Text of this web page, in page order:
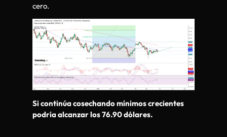
cero.
Si continúa cosechando mínimos crecientes
podría alcanzar los 76.90 dólares.